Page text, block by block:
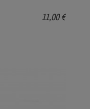
11,00 €